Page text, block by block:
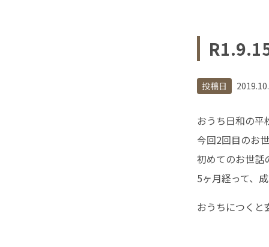
投稿日
おうち日和の平
今回2回目のお
初めてのお世話
5ヶ月経って、
おうちにつくと